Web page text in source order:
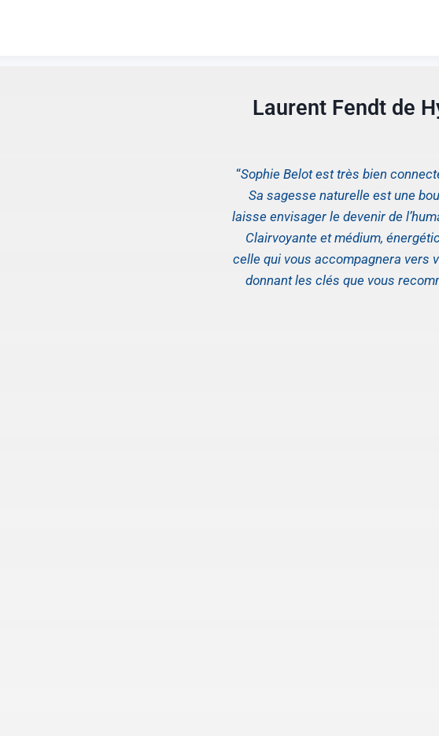
Laurent Fendt de
“Sophie Belot est très bien
Sa sagesse naturelle est une
laisse envisager le devenir de
Clairvoyante et médium,
celle qui vous accompagnera vers
donnant les clés que vous